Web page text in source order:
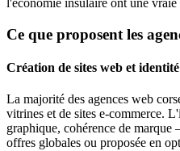
Ce que proposent les
Création de sites web et
La majorité des agences web
vitrines et de sites e-commerce.
graphique, cohérence de
offres globales ou proposée en